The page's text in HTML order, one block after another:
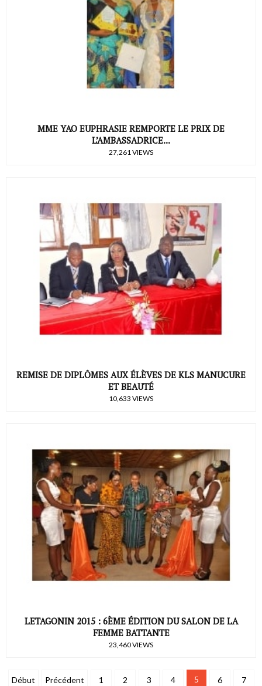
MME YAO EUPHRASIE REMPORTE LE PRIX DE
L’AMBASSADRICE...
27,261 VIEWS
REMISE DE DIPLÔMES AUX ÉLÈVES DE KLS MANUCURE
ET BEAUTÉ
10,633 VIEWS
LETAGONIN 2015 : 6ÈME ÉDITION DU SALON DE LA
FEMME BATTANTE
23,460 VIEWS
Début Précédent 1 2 3 4 5 6 7